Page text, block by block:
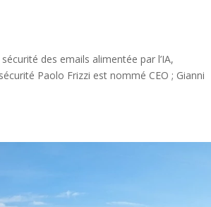
des emails alimentée par l’IA,
Paolo Frizzi est nommé CEO ; Gianni